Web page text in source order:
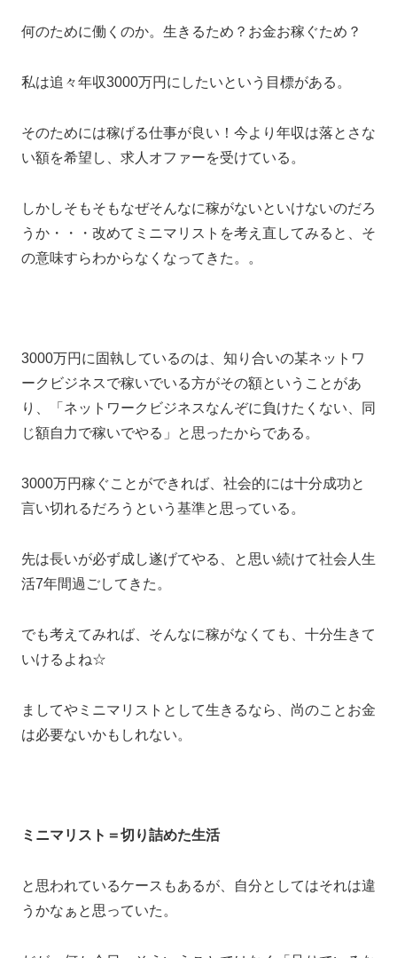
何のために働くのか。生きるため？お金お稼ぐため？
私は追々年収3000万円にしたいという目標がある。
そのためには稼げる仕事が良い！今より年収は落とさな
い額を希望し、求人オファーを受けている。
しかしそもそもなぜそんなに稼がないといけないのだろ
うか・・・改めてミニマリストを考え直してみると、そ
の意味すらわからなくなってきた。。
3000万円に固執しているのは、知り合いの某ネットワ
ークビジネスで稼いでいる方がその額ということがあ
り、「ネットワークビジネスなんぞに負けたくない、同
じ額自力で稼いでやる」と思ったからである。
3000万円稼ぐことができれば、社会的には十分成功と
言い切れるだろうという基準と思っている。
先は長いが必ず成し遂げてやる、と思い続けて社会人生
活7年間過ごしてきた。
でも考えてみれば、そんなに稼がなくても、十分生きて
いけるよね☆
ましてやミニマリストとして生きるなら、尚のことお金
は必要ないかもしれない。
ミニマリスト＝切り詰めた生活
と思われているケースもあるが、自分としてはそれは違
うかなぁと思っていた。